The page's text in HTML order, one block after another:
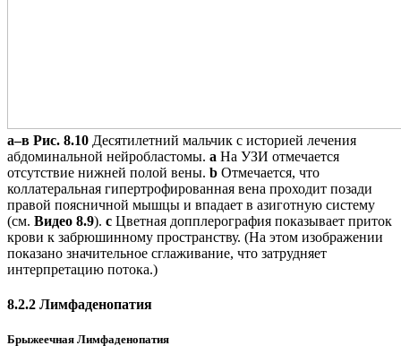
а–в Рис. 8.10 Десятилетний мальчик с историей лечения
абдоминальной нейробластомы. a На УЗИ отмечается
отсутствие нижней полой вены. b Отмечается, что
коллатеральная гипертрофированная вена проходит позади
правой поясничной мышцы и впадает в азиготную систему
(см. Видео 8.9). c Цветная допплерография показывает приток
крови к забрюшинному пространству. (На этом изображении
показано значительное сглаживание, что затрудняет
интерпретацию потока.)
8.2.2 Лимфаденопатия
Брыжеечная Лимфаденопатия